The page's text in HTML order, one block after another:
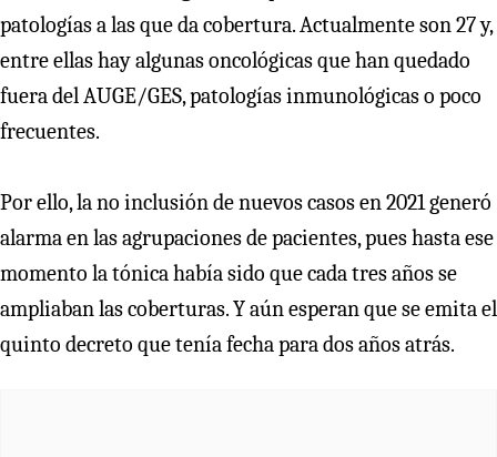
patologías a las que da cobertura. Actualmente son 27 y,
entre ellas hay algunas oncológicas que han quedado
fuera del AUGE/GES, patologías inmunológicas o poco
frecuentes.
Por ello, la no inclusión de nuevos casos en 2021 generó
alarma en las agrupaciones de pacientes, pues hasta ese
momento la tónica había sido que cada tres años se
ampliaban las coberturas. Y aún esperan que se emita el
quinto decreto que tenía fecha para dos años atrás.